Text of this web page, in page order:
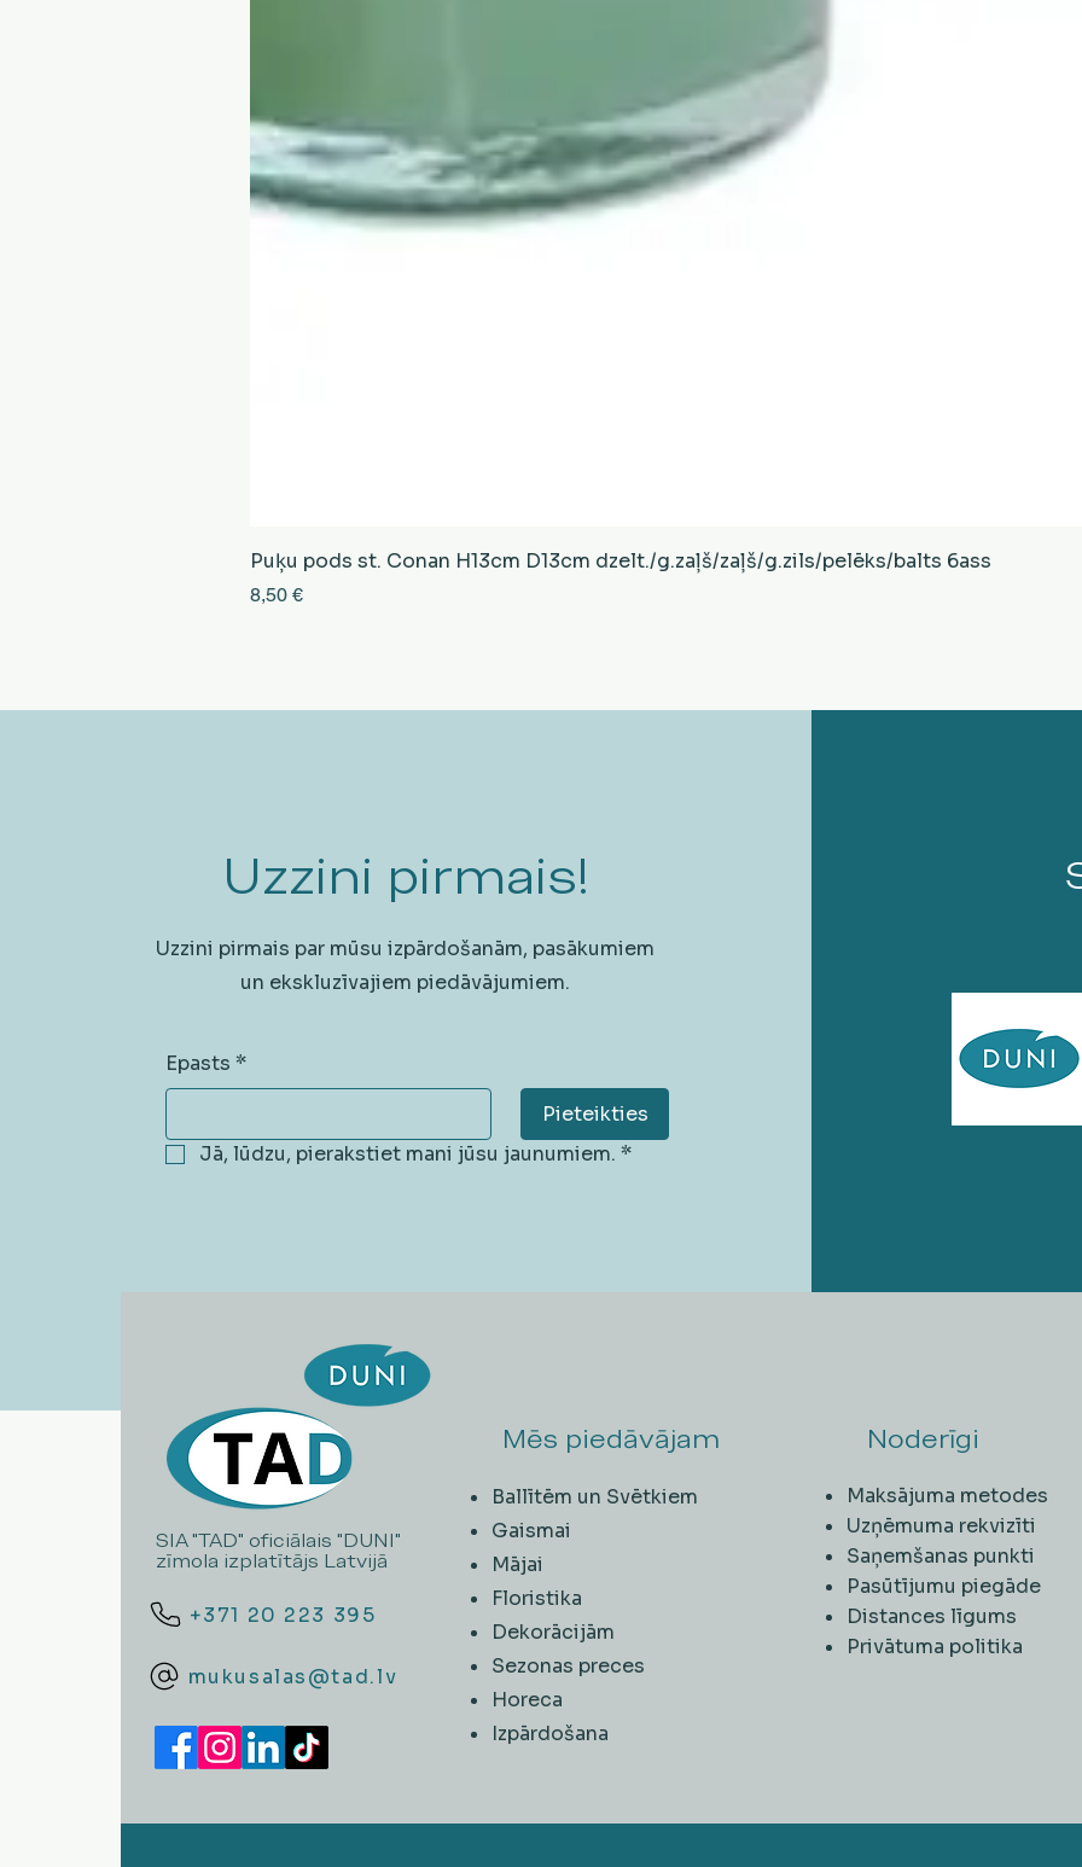
Ātrais skats
Puķu pods st. Conan H13cm D13cm dzelt./g.zaļš/zaļš/g.zils/pelēks/balts 6ass
Cena
8,50 €
Uzzini pirmais!
Uzzini pirmais par mūsu izpārdošanām, pasākumiem
un ekskluzīvajiem piedāvājumiem.
Epasts *
Pieteikties
Jā, lūdzu, pierakstiet mani jūsu jaunumiem. *
SIA "TAD" oficiālais "DUNI"
zīmola izplatītājs Latvijā
+371 20 223 395
mukusalas@tad.lv
Mēs piedāvājam
Ballītēm un Svētkiem
Gaismai
Mājai
Floristika
Dekorācijām
Sezonas preces
Horeca
​Izpārdošana
Noderīgi
Maksājuma metodes
Uzņēmuma rekvizīti
Saņemšanas punkti
Pasūtījumu piegāde
Distances līgums
Privātuma politika